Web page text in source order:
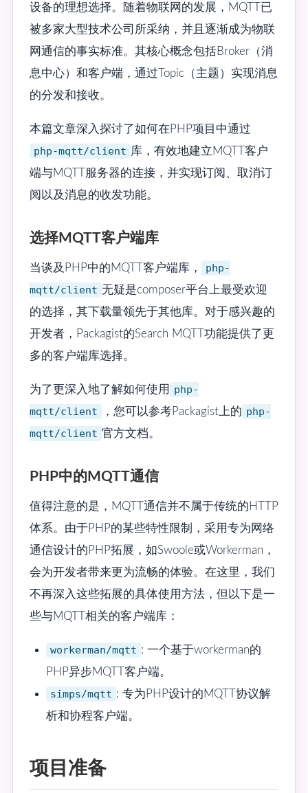
设备的理想选择。随着物联网的发展，MQTT已
被多家大型技术公司所采纳，并且逐渐成为物联
网通信的事实标准。其核心概念包括Broker（消
息中心）和客户端，通过Topic（主题）实现消息
的分发和接收。
本篇文章深入探讨了如何在PHP项目中通过
php-mqtt/client 库，有效地建立MQTT客户
端与MQTT服务器的连接，并实现订阅、取消订
阅以及消息的收发功能。
选择MQTT客户端库
当谈及PHP中的MQTT客户端库，
php-
mqtt/client 无疑是composer平台上最受欢迎
的选择，其下载量领先于其他库。对于感兴趣的
开发者，Packagist的Search MQTT功能提供了更
多的客户端库选择。
为了更深入地了解如何使用 php-
mqtt/client
，您可以参考Packagist上的 php-
mqtt/client 官方文档。
PHP中的MQTT通信
值得注意的是，MQTT通信并不属于传统的HTTP
体系。由于PHP的某些特性限制，采用专为网络
通信设计的PHP拓展，如Swoole或Workerman，
会为开发者带来更为流畅的体验。在这里，我们
不再深入这些拓展的具体使用方法，但以下是一
些与MQTT相关的客户端库：
workerman/mqtt : 一个基于workerman的
PHP异步MQTT客户端。
simps/mqtt : 专为PHP设计的MQTT协议解
析和协程客户端。
项目准备